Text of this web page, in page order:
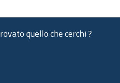
quello che cerchi ?